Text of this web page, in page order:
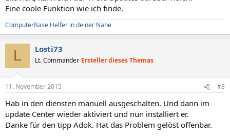
Eine coole Funktion wie ich finde.
ComputerBase Helfer in deiner Nähe
L Losti73
Lt. Commander Ersteller dieses Themas
11. November 2015 #8
Hab in den diensten manuell ausgeschalten. Und dann im
update Center wieder aktiviert und nun installiert er.
Danke für den tipp Adok. Hat das Problem gelöst offenbar.